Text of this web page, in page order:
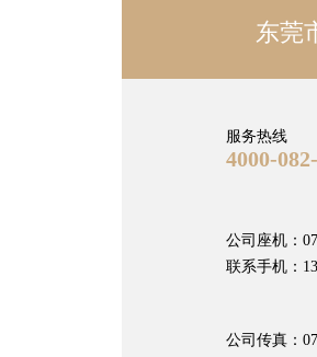
东莞
服务热线
4000-
公司座机：
联系手机：
公司传真：